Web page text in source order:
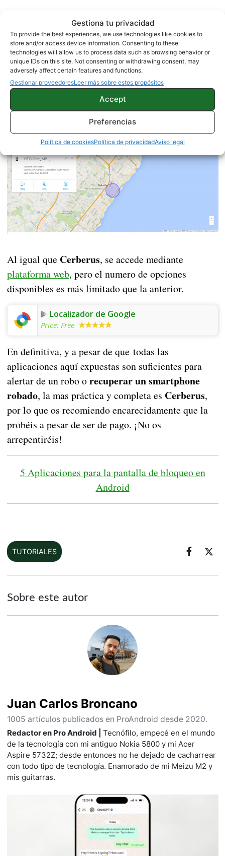
Gestiona tu privacidad
To provide the best experiences, we use technologies like cookies to
store and/or access device information. Consenting to these
technologies will allow us to process data such as browsing behavior or
unique IDs on this site. Not consenting or withdrawing consent, may
adversely affect certain features and functions.
Gestionar proveedoresLeer más sobre estos propósitos
Accept
Preferencias
Política de cookiesPolítica de privacidadAviso legal
Encontrar mi dispositivo: de
Google y gratuita
Sí, existe unaaplicación de Googlepara encontrar
nuestro dispositivo. Sin embargo, es menos
completa queCerberuspero igualmente válida.
ubicación a tiempo real
mediante sonidos y vibraciones.
Al igual que Cerberus, se accede mediante
plataforma web, pero el numero de opciones
disponibles es más limitado que la anterior.
Localizador de Google
Price: Free
En definitiva, y a pesar de que todas las
aplicaciones aquí expuestas son suficientes para
alertar de un robo orecuperar un smartphone
robado, la mas práctica y completa es Cerberus,
por lo que os recomiendo encarecidamente que la
probéis a pesar de ser de pago. ¡No os
arrepentiréis!
5 Aplicaciones para la pantalla de bloqueo en
Android
TUTORIALES
Sobre este autor
Juan Carlos Broncano
1005 artículos publicados en ProAndroid desde 2020.
Redactor en Pro Android | Tecnófilo, empecé en el mundo
de la tecnología con mi antiguo Nokia 5800 y mi Acer
Aspire 5732Z; desde entonces no he dejado de cacharrear
con todo tipo de tecnología. Enamorado de mi Meizu M2 y
mis guitarras.